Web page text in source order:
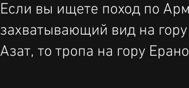
Если вы ищете поход по
захватывающий вид на
Азат, то тропа на гору